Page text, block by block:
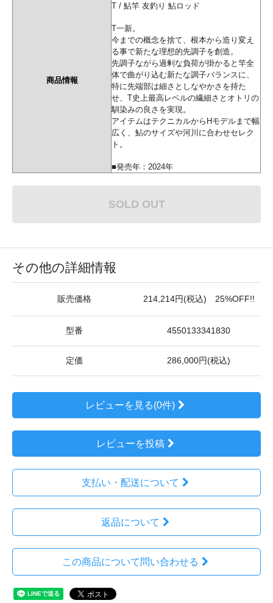
商品情報
T / 鮎竿 友釣り 鮎ロッド
T一新。
今までの概念を捨て、根本から造り変え
る事で新たな理想的先調子を創造。
先調子ながら過剰な負荷が掛かると竿全
体で曲がり込む新たな調子バランスに、
特に先端部は細さとしなやかさを持た
せ、T史上最高レベルの繊細さとオトリの
馴染みの良さを実現。
アイテムはテクニカルからHモデルまで幅
広く、鮎のサイズや河川に合わせセレク
ト。
■発売年：2024年
SOLD OUT
その他の詳細情報
販売価格 214,214円(税込) 25%OFF!!
型番 4550133341830
定価 286,000円(税込)
レビューを見る(0件)
レビューを投稿
支払い・配送について
返品について
この商品について問い合わせる